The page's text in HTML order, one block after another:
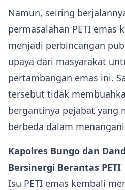
Namun, seiring
permasalahan PETI emas
menjadi perbincangan
upaya dari masyarakat
pertambangan emas ini.
tersebut tidak
bergantinya pejabat yang
berbeda dalam menangani
Kapolres Bungo dan
Bersinergi Berantas PETI
Isu PETI emas kembali